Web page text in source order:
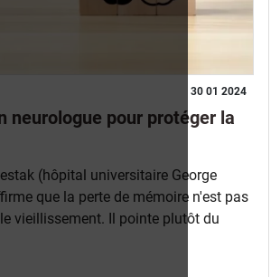
30 01 2024
neurologue pour protéger la
(hôpital universitaire George
que la perte de mémoire n'est pas
vieillissement. Il pointe plutôt du